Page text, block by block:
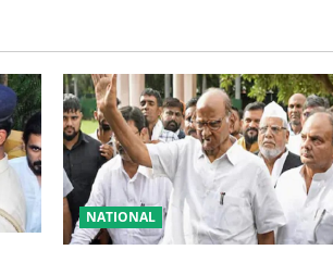
NATIONAL